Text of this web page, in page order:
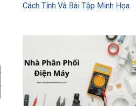
Cách Tính Và Bài Tập Minh Họa